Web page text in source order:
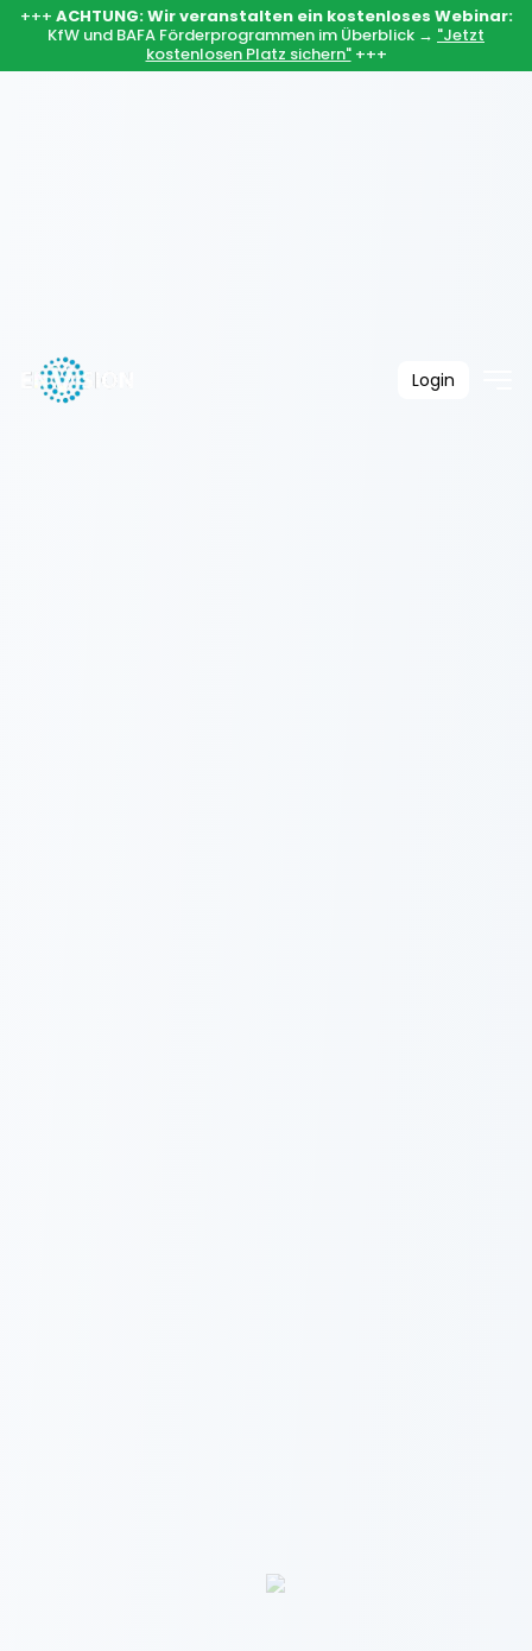
+++ ACHTUNG: Wir veranstalten ein kostenloses Webinar:
KfW und BAFA Förderprogrammen im Überblick → "Jetzt
kostenlosen Platz sichern" +++
Login